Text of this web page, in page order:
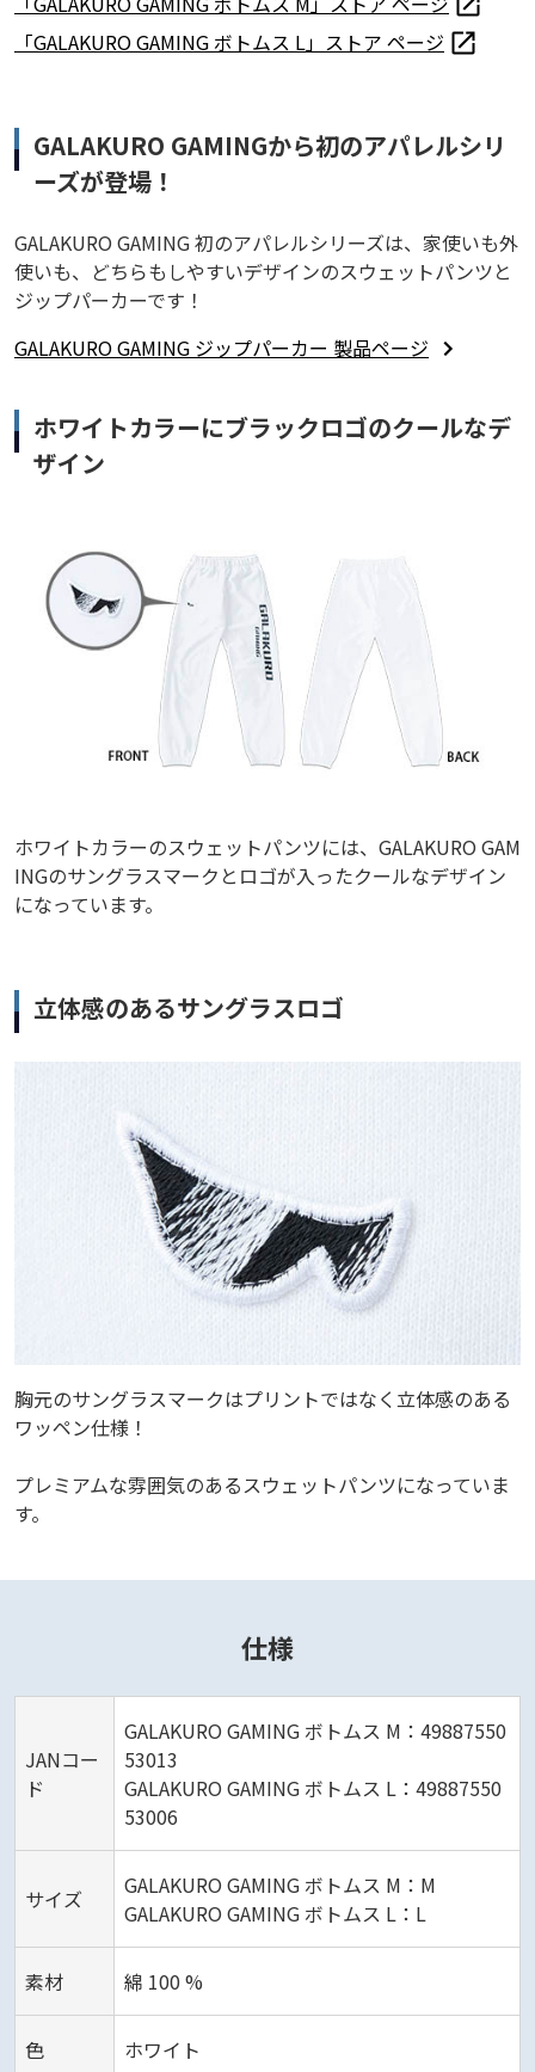
「GALAKURO GAMING ボトムス L」ストア ページ
GALAKURO GAMINGから初のアパレルシリ
ーズが登場！
GALAKURO GAMING 初のアパレルシリーズは、家使いも外
使いも、どちらもしやすいデザインのスウェットパンツと
ジップパーカーです！
GALAKURO GAMING ジップパーカー 製品ページ
ホワイトカラーにブラックロゴのクールなデ
ザイン
ホワイトカラーのスウェットパンツには、GALAKURO GAM
INGのサングラスマークとロゴが入ったクールなデザイン
になっています。
立体感のあるサングラスロゴ
胸元のサングラスマークはプリントではなく立体感のある
ワッペン仕様！
プレミアムな雰囲気のあるスウェットパンツになっていま
す。
仕様
JANコー
ド
GALAKURO GAMING ボトムス M：49887550
53013
GALAKURO GAMING ボトムス L：49887550
53006
サイズ
GALAKURO GAMING ボトムス M：M
GALAKURO GAMING ボトムス L：L
素材 綿 100 %
色 ホワイト